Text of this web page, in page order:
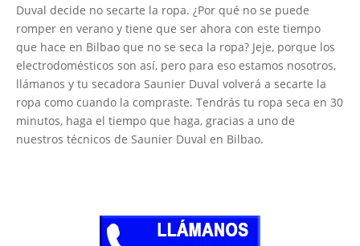
Duval decide no secarte la ropa. ¿Por qué no se puede
romper en verano y tiene que ser ahora con este tiempo
que hace en Bilbao que no se seca la ropa? Jeje, porque los
electrodomésticos son así, pero para eso estamos nosotros,
llámanos y tu secadora Saunier Duval volverá a secarte la
ropa como cuando la compraste. Tendrás tu ropa seca en 30
minutos, haga el tiempo que haga, gracias a uno de
nuestros técnicos de Saunier Duval en Bilbao.